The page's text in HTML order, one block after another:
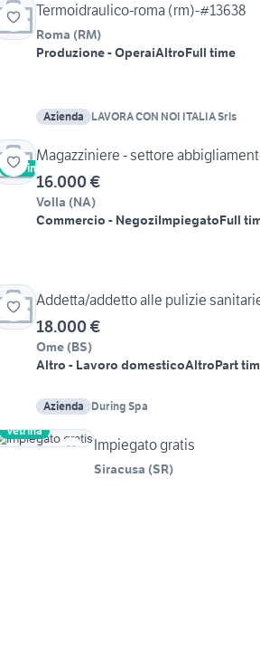
Termoidraulico-roma (rm)-#13638
Roma (RM)
Produzione - OperaiAltroFull time
Azienda LAVORA CON NOI ITALIA Srls
Vetrina
Magazziniere - settore
16.000 €
Volla (NA)
Commercio - NegoziImpiegatoFull
Addetta/addetto alle pulizie
18.000 €
Ome (BS)
Altro - Lavoro domesticoAltroPart
Azienda During Spa
Vetrina
Impiegato gratis
Siracusa (SR)